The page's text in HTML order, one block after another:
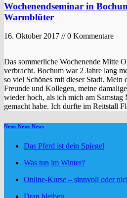
Wochenendseminar in
Warmblüter
16. Oktober 2017 // 0 Kommentare
Das sommerliche Wochenende Mitte
verbracht. Bochum war 2 Jahre lang
so viel Schönes mit dieser Stadt. Mein
Freunde und Kollegen, meine
wieder hoch, als ich mich am Samstag
gemacht habe. Ich durfte im Reitstall
News News News
Das Pferd ist dein Spiegel
Was tun im Winter?
Online-Kurse – sinnvoll oder